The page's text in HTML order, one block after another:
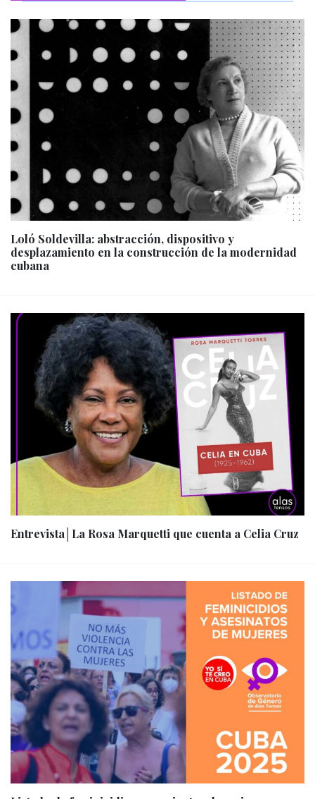
Loló Soldevilla: abstracción, dispositivo y
desplazamiento en la construcción de la modernidad
cubana
Entrevista│La Rosa Marquetti que cuenta a Celia Cruz